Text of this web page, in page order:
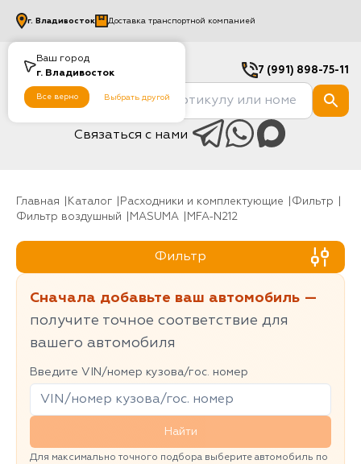
Ваш город
г. Владивосток
Все верно Выбрать другой
г. Владивосток Доставка транспортной компанией
7 (991) 898-75-11
Связаться с нами
Главная Каталог Расходники и комплектующие
фильтр
Фильтр воздушный
MASUMA MFA-N212
Фильтр
Сначала добавьте ваш автомобиль —
получите точное соответствие для
вашего автомобиля
Введите VIN/номер кузова/гос. номер
Найти
Для максимально точного подбора выберите автомобиль по